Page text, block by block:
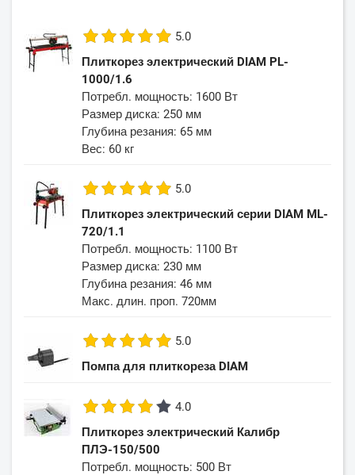
5.0
Плиткорез электрический DIAM PL-
1000/1.6
Потребл. мощность: 1600 Вт
Размер диска: 250 мм
Глубина резания: 65 мм
Вес: 60 кг
5.0
Плиткорез электрический серии DIAM ML-
720/1.1
Потребл. мощность: 1100 Вт
Размер диска: 230 мм
Глубина резания: 46 мм
Макс. длин. проп. 720мм
5.0
Помпа для плиткореза DIAM
4.0
Плиткорез электрический Калибр
ПЛЭ-150/500
Потребл. мощность: 500 Вт